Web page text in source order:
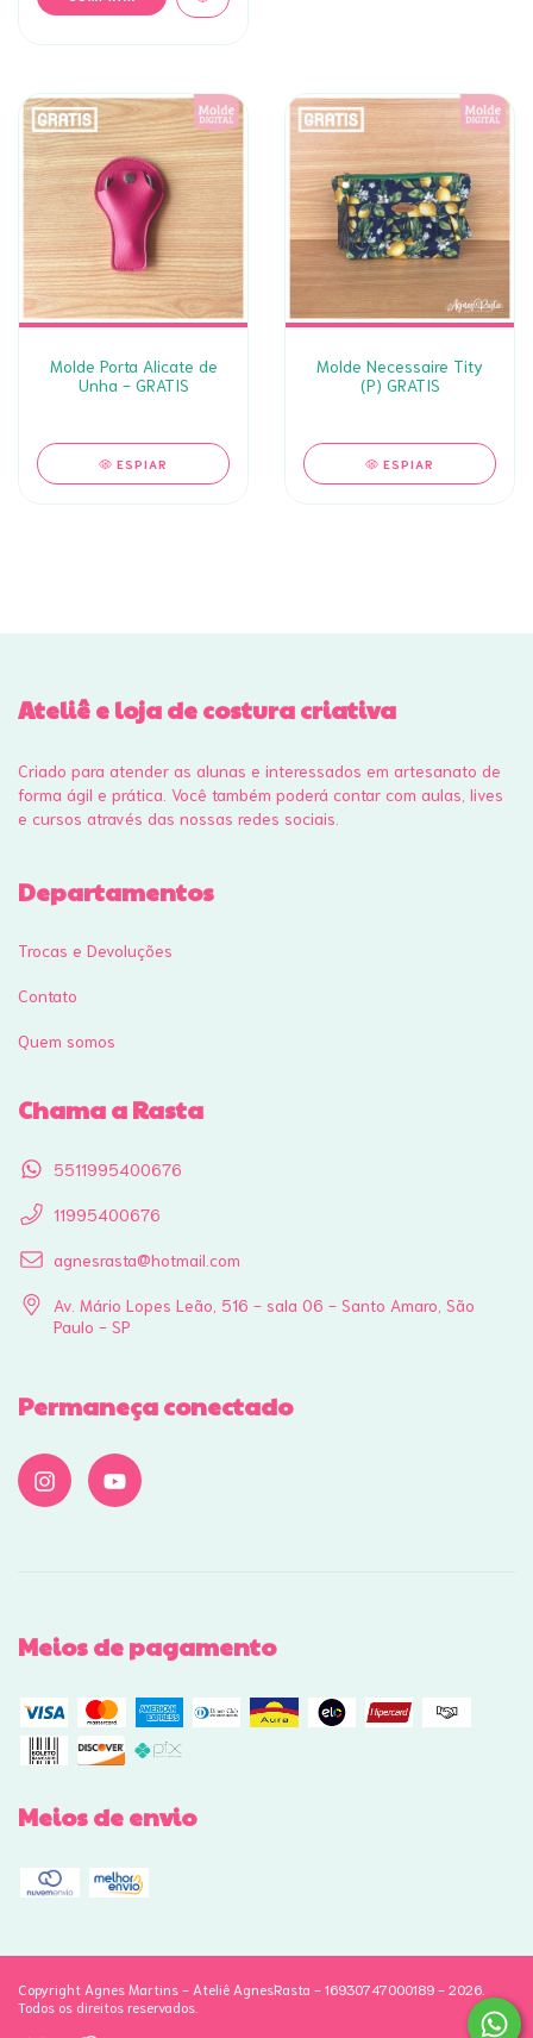
Molde Porta Alicate de
Unha - GRATIS
ESPIAR
Molde Necessaire Tity
(P) GRATIS
ESPIAR
Ateliê e loja de costura criativa
Criado para atender as alunas e interessados em artesanato de
forma ágil e prática. Você também poderá contar com aulas, lives
e cursos através das nossas redes sociais.
Departamentos
Trocas e Devoluções
Contato
Quem somos
Chama a Rasta
5511995400676
11995400676
agnesrasta@hotmail.com
Av. Mário Lopes Leão, 516 - sala 06 - Santo Amaro, São
Paulo - SP
Permaneça conectado
Meios de pagamento
Meios de envio
Copyright Agnes Martins - Ateliê AgnesRasta - 16930747000189 - 2026.
Todos os direitos reservados.